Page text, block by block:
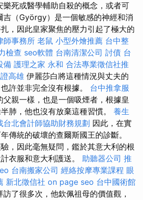
樂死或醫學輔助自殺的概念，或者可
吉（György）是一個敏感的神經和消
，因此皇家聚焦的壓力引起了極大的
師事務所 老鼠 小型外燴推薦 台中整
檢查 seo軟體 台南清潔公司 討債 台
備 護理之家 永和 合法專業徵信社推
高雄 伊麗莎白將這種情況與丈夫的
許並非完全沒有根據。 台中推拿服
父親一樣，也是一個吸煙者，根據皇
肺，他也沒有放棄這種習慣。 養生
台北會計師協助財務規劃 因此，在實
傳統的破壞的查爾斯國王的診斷。
，因此毫無疑問，鑑於其意大利的根
衣服和意大利護送。 助聽器公司 推
台南搬家公司 經絡按摩專業課程 眼
新北徵信社 on page seo 台中國術館
了很多次，他欽佩祖母的價值觀，